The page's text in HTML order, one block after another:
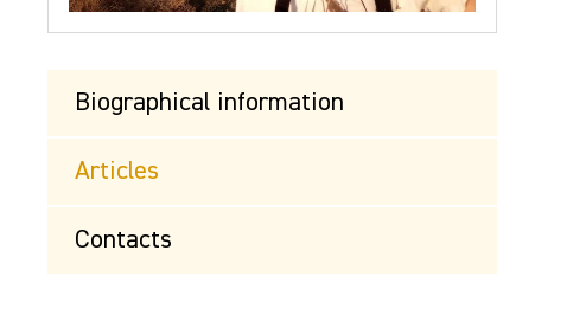
Biographical information
Articles
Contacts